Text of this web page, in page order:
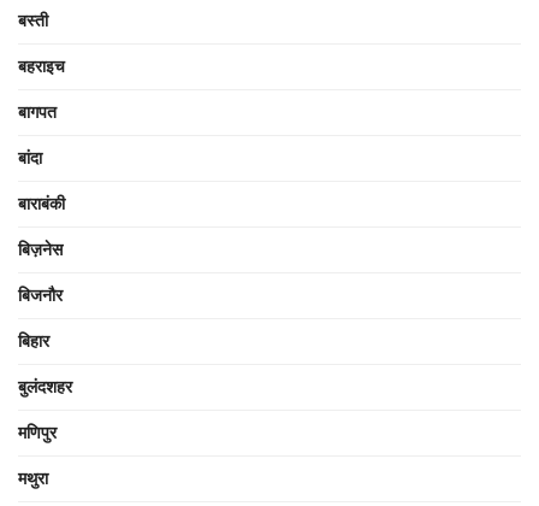
बस्ती
बहराइच
बागपत
बांदा
बाराबंकी
बिज़नेस
बिजनौर
बिहार
बुलंदशहर
मणिपुर
मथुरा